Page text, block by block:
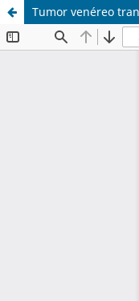
Tumor venéreo